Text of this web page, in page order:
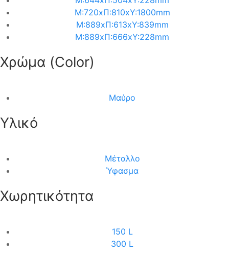
M:720xΠ:810xΥ:1800mm
M:889xΠ:613xΥ:839mm
M:889xΠ:666xΥ:228mm
Χρώμα (Color)
Μαύρο
Υλικό
Μέταλλο
Ύφασμα
Χωρητικότητα
150 L
300 L